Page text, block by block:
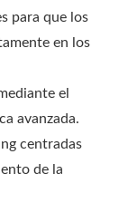
para que los
en los
el
avanzada.
centradas
de la